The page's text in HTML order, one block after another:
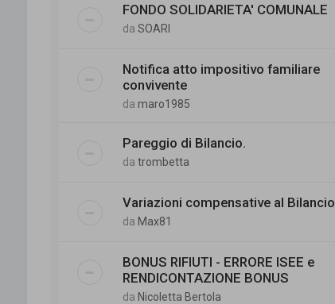
FONDO SOLIDARIETA' COMUNALE
da SOARI
Notifica atto impositivo familiare
convivente
da maro1985
Pareggio di Bilancio.
da trombetta
Variazioni compensative al Bilancio
da Max81
BONUS RIFIUTI - ERRORE ISEE e
RENDICONTAZIONE BONUS
da Nicoletta Bertola